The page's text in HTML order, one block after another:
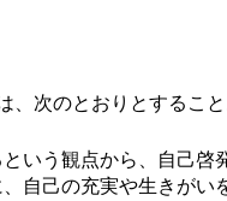
次のとおりとすること
いう観点から、自己啓
自己の充実や生きがい